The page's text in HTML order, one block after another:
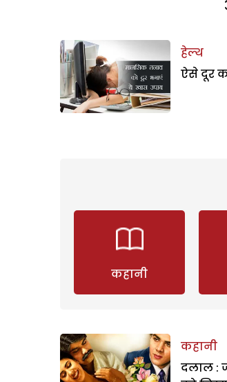
हेल्थ
ऐसे दूर
कहानी
कहानी
दलाल :